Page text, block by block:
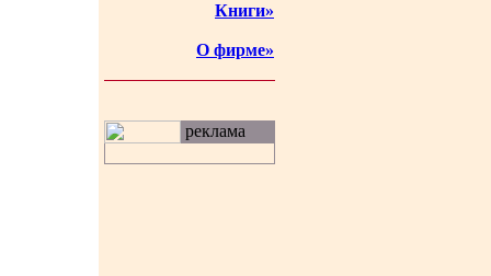
Книги»
О фирме»
реклама